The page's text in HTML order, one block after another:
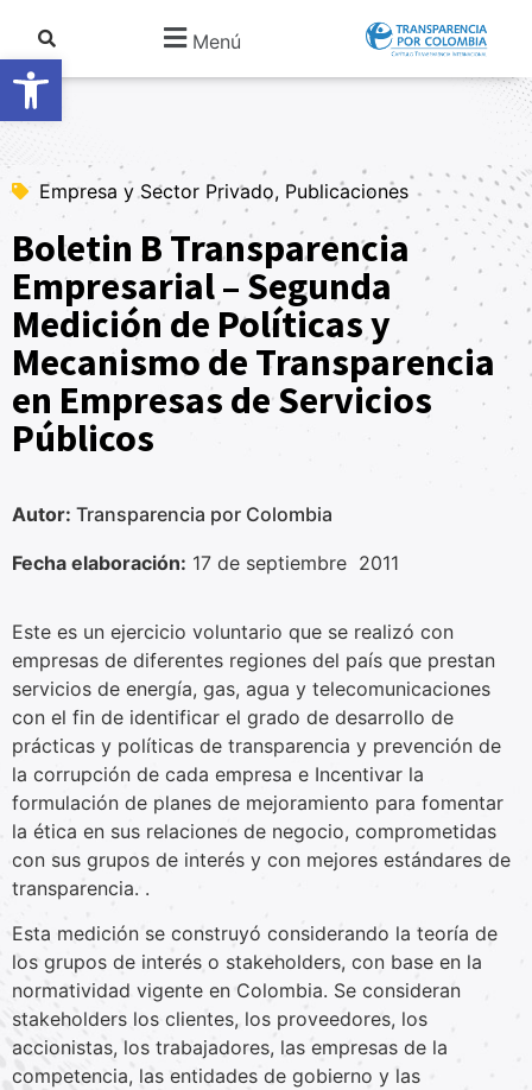
Abrir barra de herramientas
Menú
Empresa y Sector Privado, Publicaciones
Boletin B Transparencia
Empresarial – Segunda
Medición de Políticas y
Mecanismo de Transparencia
en Empresas de Servicios
Públicos
Autor: Transparencia por Colombia
Fecha elaboración: 17 de septiembre 2011
Este es un ejercicio voluntario que se realizó con
empresas de diferentes regiones del país que prestan
servicios de energía, gas, agua y telecomunicaciones
con el fin de identificar el grado de desarrollo de
prácticas y políticas de transparencia y prevención de
la corrupción de cada empresa e Incentivar la
formulación de planes de mejoramiento para fomentar
la ética en sus relaciones de negocio, comprometidas
con sus grupos de interés y con mejores estándares de
transparencia. .
Esta medición se construyó considerando la teoría de
los grupos de interés o stakeholders, con base en la
normatividad vigente en Colombia. Se consideran
stakeholders los clientes, los proveedores, los
accionistas, los trabajadores, las empresas de la
competencia, las entidades de gobierno y las